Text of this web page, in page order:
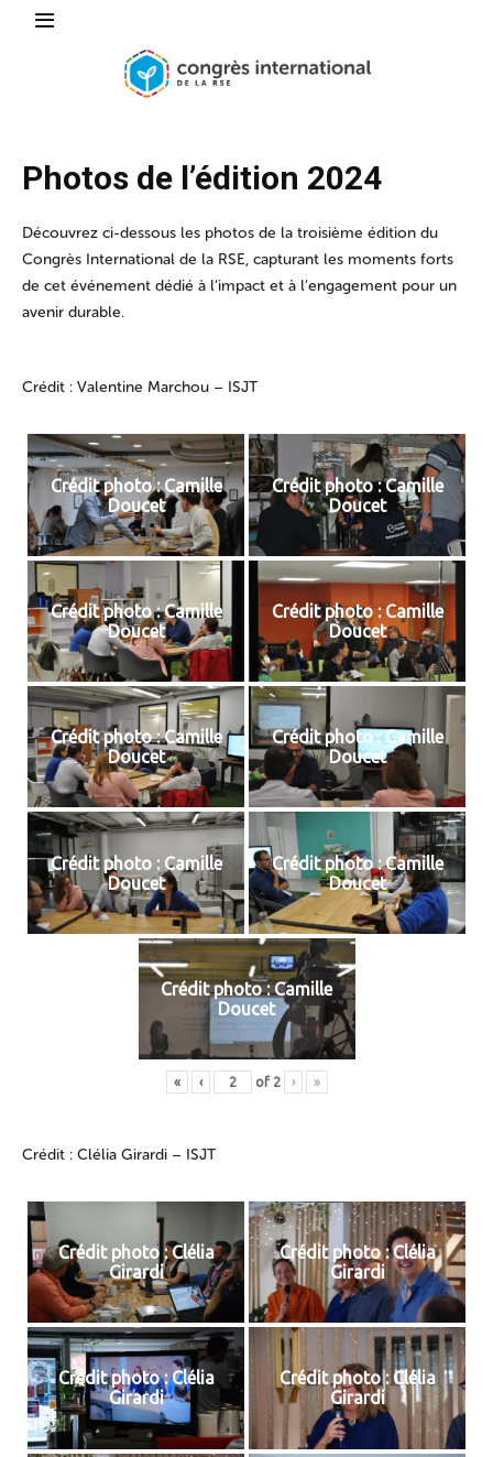
Photos de l’édition 2024
Découvrez ci-dessous les photos de la troisième édition du
Congrès International de la RSE, capturant les moments forts
de cet événement dédié à l’impact et à l’engagement pour un
avenir durable.
Crédit : Valentine Marchou – ISJT
Crédit photo : Camille
Doucet
Crédit photo : Camille
Doucet
Crédit photo : Camille
Doucet
Crédit photo : Camille
Doucet
Crédit photo : Camille
Doucet
Crédit photo : Camille
Doucet
Crédit photo : Camille
Doucet
Crédit photo : Camille
Doucet
Crédit photo : Camille
Doucet
« ‹ of 2 › »
Crédit : Clélia Girardi – ISJT
Crédit photo : Clélia
Girardi
Crédit photo : Clélia
Girardi
Crédit photo : Clélia
Girardi
Crédit photo : Clélia
Girardi